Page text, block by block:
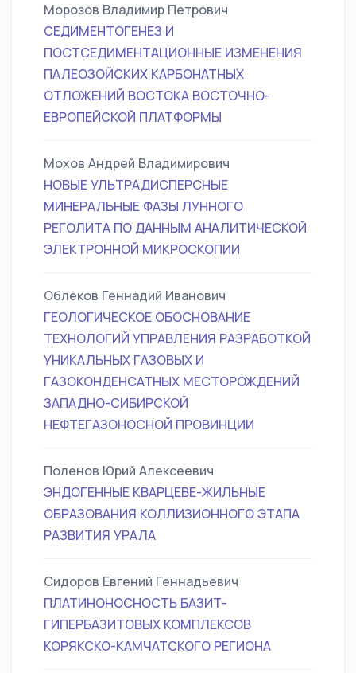
Морозов Владимир Петрович
СЕДИМЕНТОГЕНЕЗ И
ПОСТСЕДИМЕНТАЦИОННЫЕ ИЗМЕНЕНИЯ
ПАЛЕОЗОЙСКИХ КАРБОНАТНЫХ
ОТЛОЖЕНИЙ ВОСТОКА ВОСТОЧНО-
ЕВРОПЕЙСКОЙ ПЛАТФОРМЫ
Мохов Андрей Владимирович
НОВЫЕ УЛЬТРАДИСПЕРСНЫЕ
МИНЕРАЛЬНЫЕ ФАЗЫ ЛУННОГО
РЕГОЛИТА ПО ДАННЫМ АНАЛИТИЧЕСКОЙ
ЭЛЕКТРОННОЙ МИКРОСКОПИИ
Облеков Геннадий Иванович
ГЕОЛОГИЧЕСКОЕ ОБОСНОВАНИЕ
ТЕХНОЛОГИЙ УПРАВЛЕНИЯ РАЗРАБОТКОЙ
УНИКАЛЬНЫХ ГАЗОВЫХ И
ГАЗОКОНДЕНСАТНЫХ МЕСТОРОЖДЕНИЙ
ЗАПАДНО-СИБИРСКОЙ
НЕФТЕГАЗОНОСНОЙ ПРОВИНЦИИ
Поленов Юрий Алексеевич
ЭНДОГЕННЫЕ КВАРЦЕВЕ-ЖИЛЬНЫЕ
ОБРАЗОВАНИЯ КОЛЛИЗИОННОГО ЭТАПА
РАЗВИТИЯ УРАЛА
Сидоров Евгений Геннадьевич
ПЛАТИНОНОСНОСТЬ БАЗИТ-
ГИПЕРБАЗИТОВЫХ КОМПЛЕКСОВ
КОРЯКСКО-КАМЧАТСКОГО РЕГИОНА